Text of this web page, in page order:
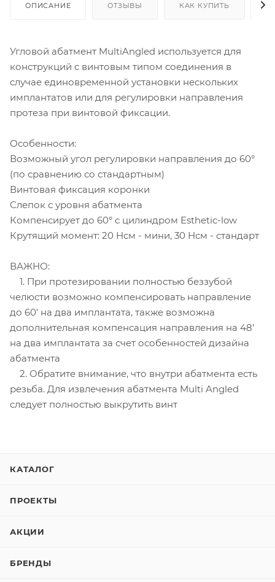
ОПИСАНИЕ ОТЗЫВЫ КАК КУПИТЬ
Угловой абатмент MultiAngled используется для
конструкций с винтовым типом соединения в
случае единовременной установки нескольких
имплантатов или для регулировки направления
протеза при винтовой фиксации.
Особенности:
Возможный угол регулировки направления до 60°
(по сравнению со стандартным)
Винтовая фиксация коронки
Слепок с уровня абатмента
Компенсирует до 60° с цилиндром Esthetic-low
Крутящий момент: 20 Нсм - мини, 30 Нсм - стандарт
ВАЖНО:
1. При протезировании полностью беззубой
челюсти возможно компенсировать направление
до 60’ на два имплантата, также возможна
дополнительная компенсация направления на 48’
на два имплантата за счет особенностей дизайна
абатмента
2. Обратите внимание, что внутри абатмента есть
резьба. Для извлечения абатмента Multi Angled
следует полностью выкрутить винт
КАТАЛОГ
ПРОЕКТЫ
АКЦИИ
БРЕНДЫ